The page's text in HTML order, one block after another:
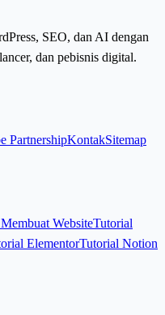
SEO, dan AI dengan
dan pebisnis digital.
PartnershipKontakSitemap
WebsiteTutorial
ElementorTutorial Notion